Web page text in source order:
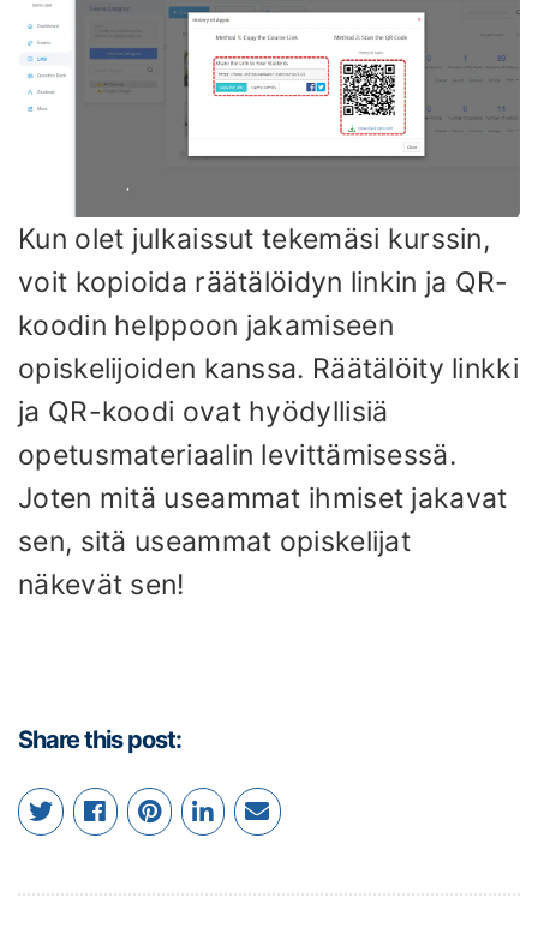
Kun olet julkaissut tekemäsi kurssin,
voit kopioida räätälöidyn linkin ja QR-
koodin helppoon jakamiseen
opiskelijoiden kanssa. Räätälöity linkki
ja QR-koodi ovat hyödyllisiä
opetusmateriaalin levittämisessä.
Joten mitä useammat ihmiset jakavat
sen, sitä useammat opiskelijat
näkevät sen!
Share this post: